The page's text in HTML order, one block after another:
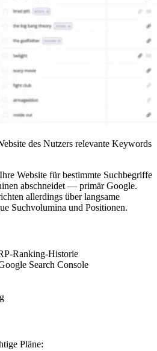
des Nutzers relevante Keywords
Website für bestimmte Suchbegriffe
abschneidet — primär Google.
allerdings über langsame
Suchvolumina und Positionen.
Ranking-Historie
Search Console
Pläne: